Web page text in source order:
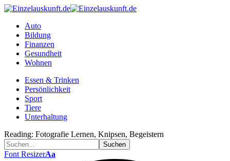
Auto
Bildung
Finanzen
Gesundheit
Wohnen
Essen & Trinken
Persönlichkeit
Sport
Tiere
Unterhaltung
Reading: Fotografie Lernen, Knipsen, Begeistern
Font ResizerAa